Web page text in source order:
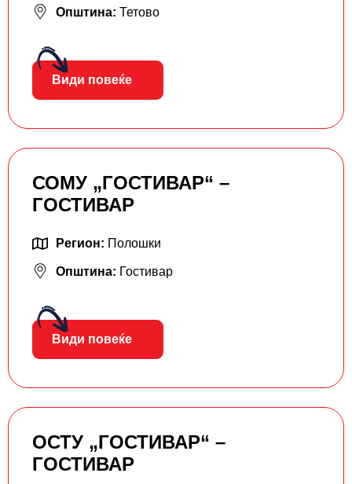
Општина: Тетово
Види повеќе
СОМУ „ГОСТИВАР“ –
ГОСТИВАР
Регион: Полошки
Општина: Гостивар
Види повеќе
ОСТУ „ГОСТИВАР“ –
ГОСТИВАР